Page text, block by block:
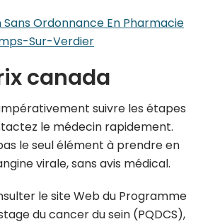
Ordonnance En Pharmacie
Sur-Verdier
canada
suivre les étapes
le médecin rapidement.
le seul élément à prendre en
virale, sans avis médical.
le site Web du Programme
du cancer du sein (PQDCS),